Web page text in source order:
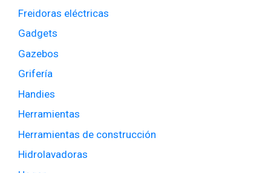
Freidoras eléctricas
Gadgets
Gazebos
Grifería
Handies
Herramientas
Herramientas de construcción
Hidrolavadoras